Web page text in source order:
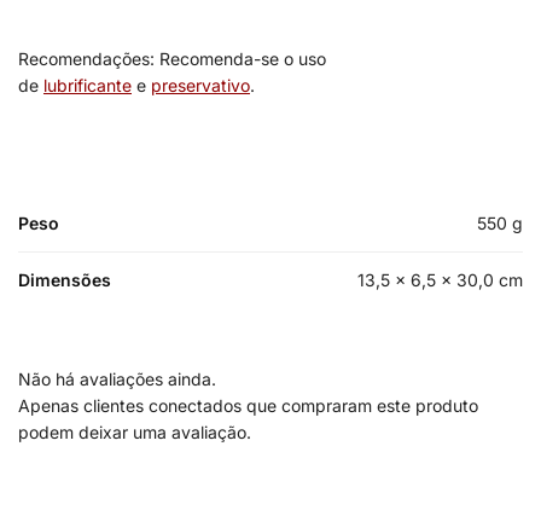
Recomendações: Recomenda-se o uso
de lubrificante e preservativo.
Peso 550 g
Dimensões 13,5 × 6,5 × 30,0 cm
Não há avaliações ainda.
Apenas clientes conectados que compraram este produto
podem deixar uma avaliação.